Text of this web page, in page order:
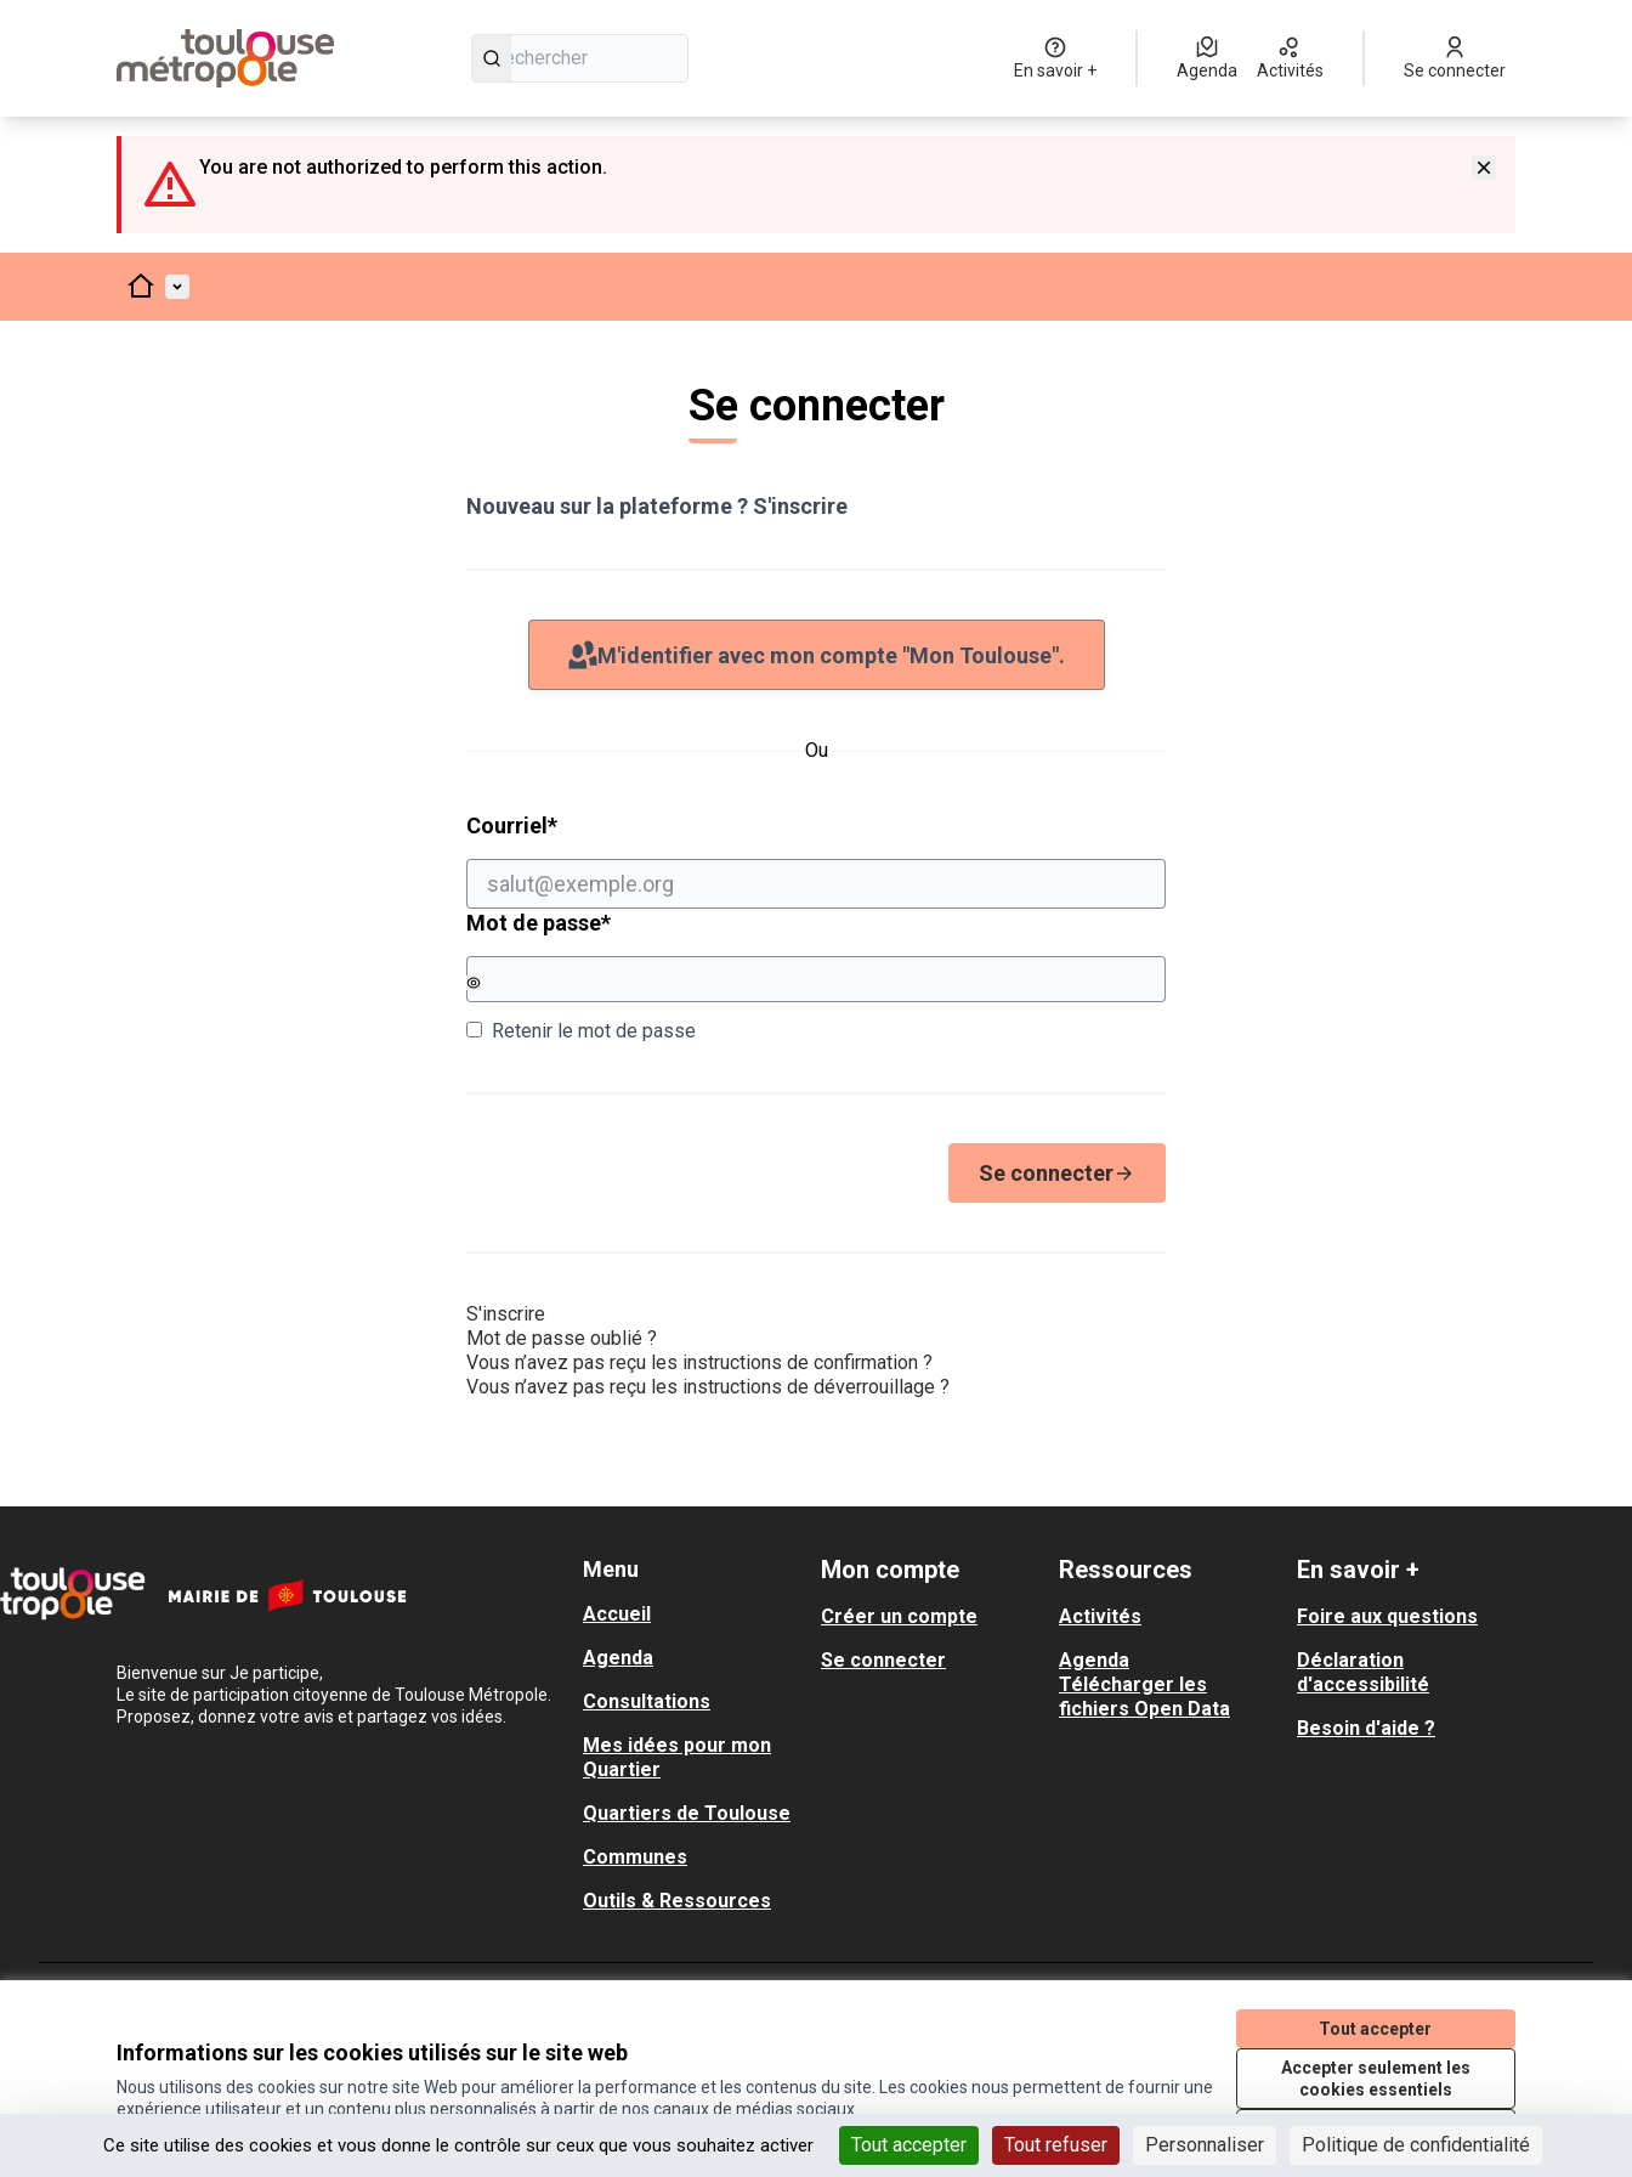
Ce site utilise des cookies et vous donne le contrôle sur ceux que vous souhaitez activer Tout accepter Tout refuser Personnaliser Politique de confidentialité
Informations sur les cookies utilisés sur le site web
Nous utilisons des cookies sur notre site Web pour améliorer la performance et les contenus du site. Les cookies nous permettent de fournir une
expérience utilisateur et un contenu plus personnalisés à partir de nos canaux de médias sociaux.
Tout accepter
Accepter seulement les
cookies essentiels
En savoir + Agenda Activités Se connecter
You are not authorized to perform this action.
AccueilMenu principal
Se connecter
Nouveau sur la plateforme ? S'inscrire
M'identifier avec mon compte "Mon Toulouse".
Ou
Courriel *Champ obligatoire
Mot de passe*Champ obligatoire
Retenir le mot de passe
Se connecter
S'inscrire
Mot de passe oublié ?
Vous n’avez pas reçu les instructions de confirmation ?
Vous n’avez pas reçu les instructions de déverrouillage ?
Bienvenue sur Je participe,
Le site de participation citoyenne de Toulouse Métropole.
Proposez, donnez votre avis et partagez vos idées.
Menu
Accueil
Agenda
Consultations
Mes idées pour mon
Quartier
Quartiers de Toulouse
Communes
Outils & Ressources
Mon compte
Créer un compte
Se connecter
Ressources
Activités
Agenda
Télécharger les
fichiers Open Data
En savoir +
Foire aux questions
Déclaration
d'accessibilité
Besoin d'aide ?
(Lien externe)
(Lien externe)
(Lien externe)
(Lien externe)
Site réalisé grâce aulogiciel libre Decidim
(Lien externe)
.
Licence Creative
(Lien externe)